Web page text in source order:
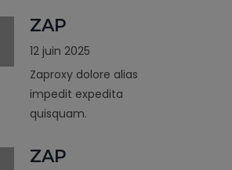
ZAP
12 juin 2025
Zaproxy dolore alias
impedit expedita
quisquam.
ZAP